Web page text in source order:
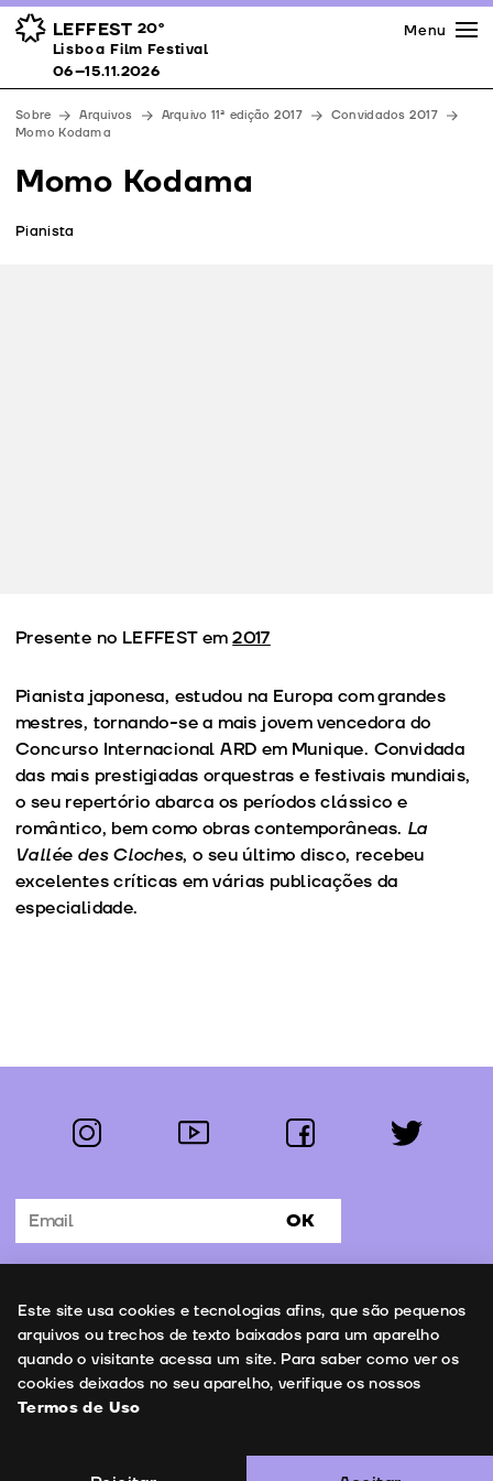
LEFFEST 20º
Lisboa Film Festival 06–15.11.2026
Prémios
Espaços
Apoios
Equipa
Downloads
Contactos
Menu
Lisboa Film Festival
06–15.11.2026
Sobre Arquivos Arquivo 11ª edição 2017
Convidados 2017
Momo Kodama
Momo Kodama
Pianista
Presente no LEFFEST em2017
Pianista japonesa, estudou na Europa com grandes
mestres, tornando-se a mais jovem vencedora do
Concurso Internacional ARD em Munique. Convidada
das mais prestigiadas orquestras e festivais mundiais,
o seu repertório abarca os períodos clássico e
romântico, bem como obras contemporâneas. La
Vallée des Cloches, o seu último disco, recebeu
excelentes críticas em várias publicações da
especialidade.
Segue-nos:
instagram youtube facebook twitter
Subscrever Newsletter OK
Contactos
Copyright © 2026 | Leopardo Filmes Termos de Uso
Este site usa cookies e tecnologias afins, que são pequenos
arquivos ou trechos de texto baixados para um aparelho
quando o visitante acessa um site. Para saber como ver os
cookies deixados no seu aparelho, verifique os nossos
Termos de Uso